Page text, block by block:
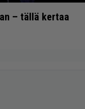
– tällä kertaa